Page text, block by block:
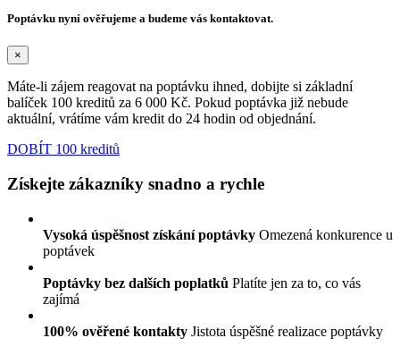
Poptávku nyní ověřujeme a budeme vás kontaktovat.
×
Máte-li zájem reagovat na poptávku ihned, dobijte si základní
balíček 100 kreditů za 6 000 Kč. Pokud poptávka již nebude
aktuální, vrátíme vám kredit do 24 hodin od objednání.
DOBÍT 100 kreditů
Získejte zákazníky snadno a rychle
Vysoká úspěšnost získání poptávky Omezená konkurence u
poptávek
Poptávky bez dalších poplatků Platíte jen za to, co vás
zajímá
100% ověřené kontakty Jistota úspěšné realizace poptávky